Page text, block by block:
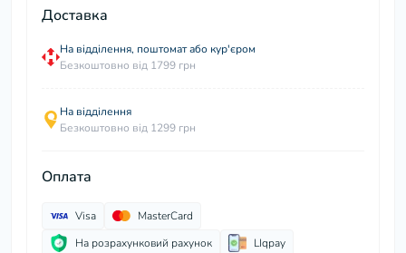
Доставка
На відділення, поштомат або кур'єром
Безкоштовно від 1799 грн
На відділення
Безкоштовно від 1299 грн
Оплата
Visa
MasterCard
На розрахунковий рахунок
LIqpay